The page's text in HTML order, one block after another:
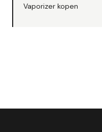
Vaporizer kopen